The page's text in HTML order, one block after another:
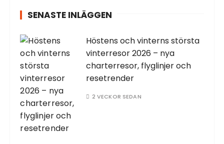
SENASTE INLÄGGEN
Höstens och vinterns största
vinterresor 2026 – nya
charterresor, flyglinjer och
resetrender
2 VECKOR SEDAN